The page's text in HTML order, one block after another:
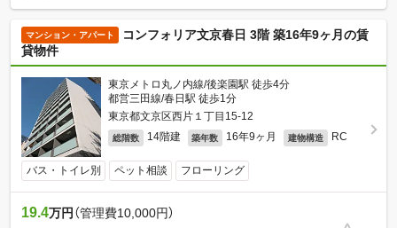
マンション・アパート
コンフォリア文京春日 3階 築16年9ヶ月の賃
貸物件
東京メトロ丸ノ内線/後楽園駅 徒歩4分
都営三田線/春日駅 徒歩1分
東京都文京区西片１丁目15-12
総階数 14階建 築年数 16年9ヶ月 建物構造 RC
バス・トイレ別 ペット相談 フローリング
19.4万円 （管理費10,000円）